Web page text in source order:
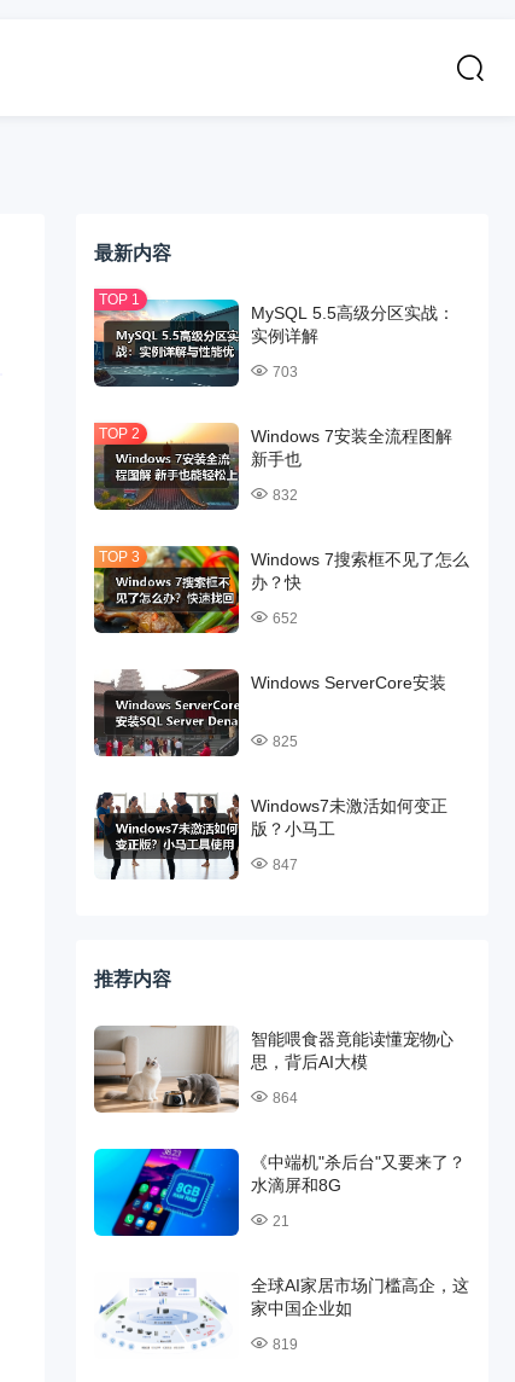
最新内容
MySQL 5.5高级分区实战：
实例详解
703
Windows 7安装全流程图解
新手也
832
Windows 7搜索框不见了怎么
办？快
652
Windows ServerCore安装
825
Windows7未激活如何变正
版？小马工
847
推荐内容
智能喂食器竟能读懂宠物心
思，背后AI大模
864
《中端机"杀后台"又要来了？
水滴屏和8G
21
全球AI家居市场门槛高企，这
家中国企业如
819